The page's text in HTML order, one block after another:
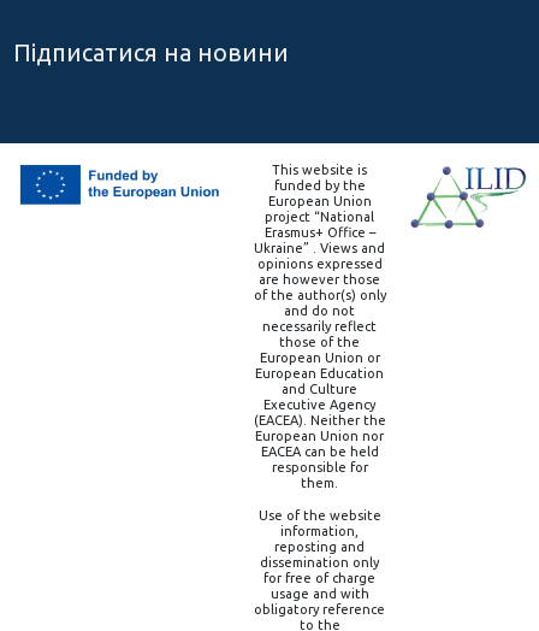
Підписатися на новини
This website is
funded by the
European Union
project “National
Erasmus+ Office –
Ukraine” . Views and
opinions expressed
are however those
of the author(s) only
and do not
necessarily reflect
those of the
European Union or
European Education
and Culture
Executive Agency
(EACEA). Neither the
European Union nor
EACEA can be held
responsible for
them.
Use of the website
information,
reposting and
dissemination only
for free of charge
usage and with
obligatory reference
to the